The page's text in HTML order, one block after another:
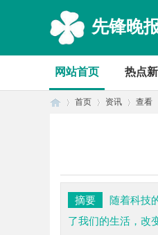
先锋晚
网站首页 热点
首页 资讯 查看
摘要
随着科技
了我们的生活，改